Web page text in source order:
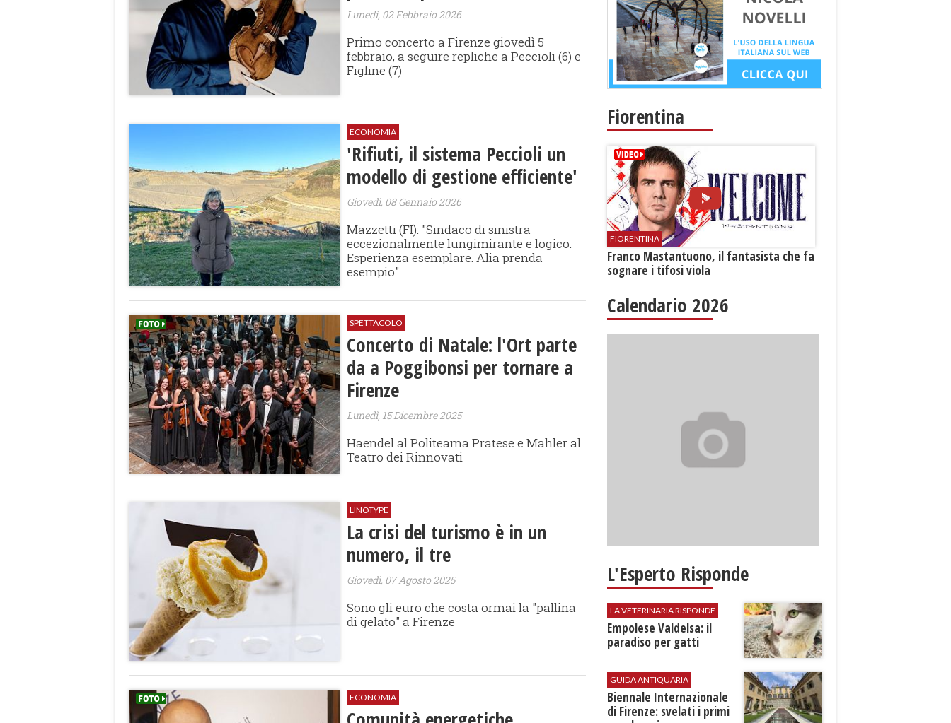
Lunedì, 02 Febbraio 2026
Primo concerto a Firenze giovedì 5
febbraio, a seguire repliche a Peccioli (6) e
Figline (7)
ECONOMIA
'Rifiuti, il sistema Peccioli un
modello di gestione efficiente'
Giovedì, 08 Gennaio 2026
Mazzetti (FI): "Sindaco di sinistra
eccezionalmente lungimirante e logico.
Esperienza esemplare. Alia prenda
esempio"
SPETTACOLO
Concerto di Natale: l'Ort parte
da a Poggibonsi per tornare a
Firenze
Lunedì, 15 Dicembre 2025
Haendel al Politeama Pratese e Mahler al
Teatro dei Rinnovati
LINOTYPE
La crisi del turismo è in un
numero, il tre
Giovedì, 07 Agosto 2025
Sono gli euro che costa ormai la "pallina
di gelato" a Firenze
ECONOMIA
Fiorentina
FIORENTINA
Franco Mastantuono, il fantasista che fa
sognare i tifosi viola
Calendario 2026
L'Esperto Risponde
LA VETERINARIA RISPONDE
Empolese Valdelsa: il
paradiso per gatti
GUIDA ANTIQUARIA
Biennale Internazionale
di Firenze: svelati i primi